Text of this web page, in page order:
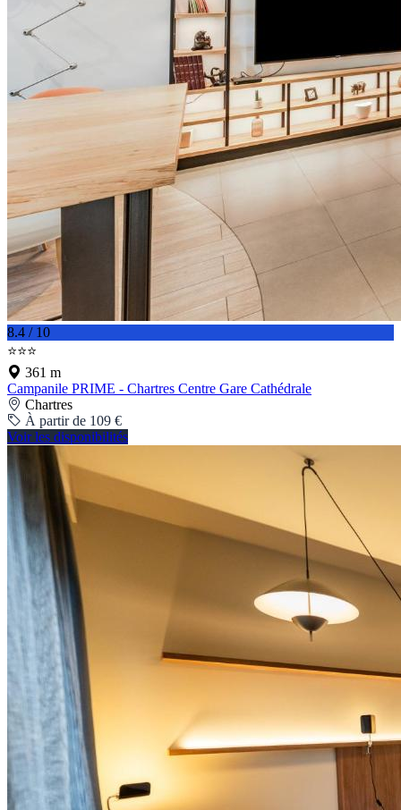
8.4 / 10
⭐⭐⭐
361 m
Campanile PRIME - Chartres Centre Gare Cathédrale
Chartres
À partir de 109 €
Voir les disponibilités